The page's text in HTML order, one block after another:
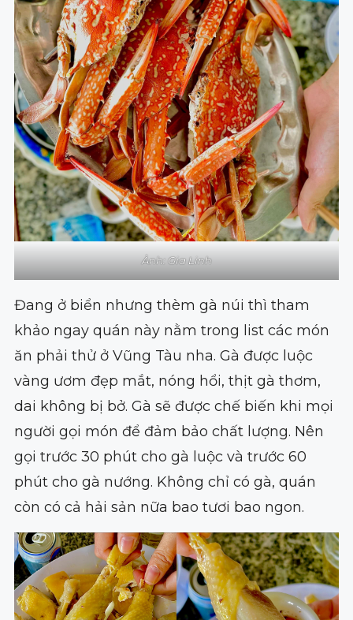
Ảnh: Gia Linh
Đang ở biển nhưng thèm gà núi thì tham
khảo ngay quán này nằm trong list các món
ăn phải thử ở Vũng Tàu nha. Gà được luộc
vàng ươm đẹp mắt, nóng hổi, thịt gà thơm,
dai không bị bở. Gà sẽ được chế biến khi mọi
người gọi món để đảm bảo chất lượng. Nên
gọi trước 30 phút cho gà luộc và trước 60
phút cho gà nướng. Không chỉ có gà, quán
còn có cả hải sản nữa bao tươi bao ngon.